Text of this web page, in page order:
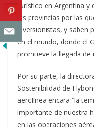
turístico en Argentina
las provincias por las
inversionistas, y
en el mundo, donde el
promueve la llegada de
Por su parte, la
Sostenibilidad de
aerolínea encara “la
importante de nuestra
en las operaciones